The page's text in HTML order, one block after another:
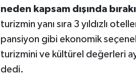
neden kapsam dışında
turizmin yanı sıra 3 yıldızlı
pansiyon gibi ekonomik
turizmini ve kültürel değerleri
dedi.